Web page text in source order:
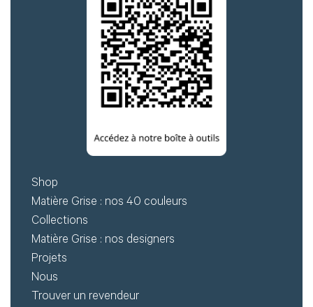
Shop
Matière Grise : nos 40 couleurs
Collections
Matière Grise : nos designers
Projets
Nous
Trouver un revendeur